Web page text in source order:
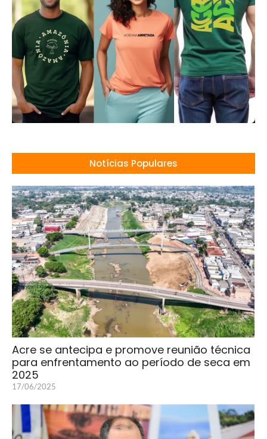
Notícias Populares
Acre se antecipa e promove reunião técnica
para enfrentamento ao período de seca em
2025
17/06/2025